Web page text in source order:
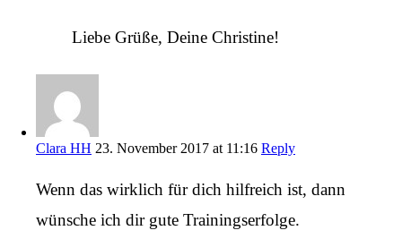
Liebe Grüße, Deine Christine!
Clara HH 23. November 2017 at 11:16 Reply
Wenn das wirklich für dich hilfreich ist, dann
wünsche ich dir gute Trainingserfolge.